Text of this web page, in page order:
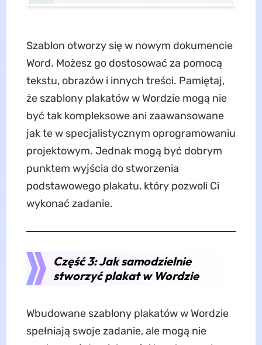
Szablon otworzy się w nowym dokumencie
Word. Możesz go dostosować za pomocą
tekstu, obrazów i innych treści. Pamiętaj,
że szablony plakatów w Wordzie mogą nie
być tak kompleksowe ani zaawansowane
jak te w specjalistycznym oprogramowaniu
projektowym. Jednak mogą być dobrym
punktem wyjścia do stworzenia
podstawowego plakatu, który pozwoli Ci
wykonać zadanie.
Część 3: Jak samodzielnie
stworzyć plakat w Wordzie
Wbudowane szablony plakatów w Wordzie
spełniają swoje zadanie, ale mogą nie